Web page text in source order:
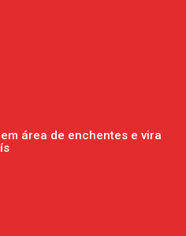
área de enchentes e vira